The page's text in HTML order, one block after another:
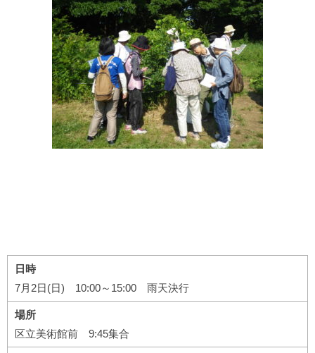
日時
7月2日(日) 10:00～15:00 雨天決行
場所
区立美術館前 9:45集合